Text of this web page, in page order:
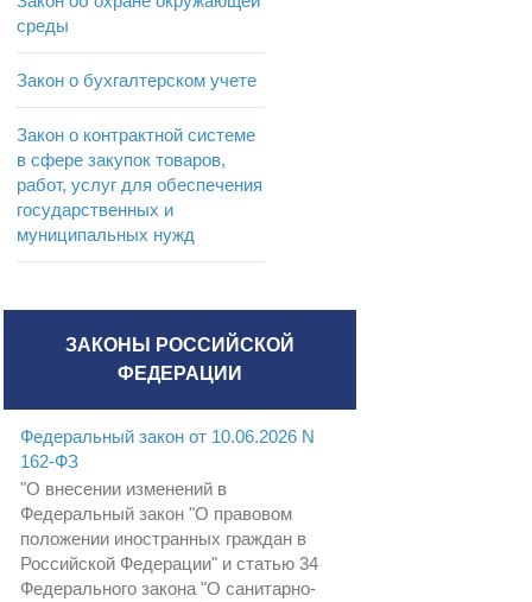
среды
Закон о бухгалтерском учете
Закон о контрактной системе
в сфере закупок товаров,
работ, услуг для обеспечения
государственных и
муниципальных нужд
ЗАКОНЫ РОССИЙСКОЙ
ФЕДЕРАЦИИ
Федеральный закон от 10.06.2026 N
162-ФЗ
"О внесении изменений в
Федеральный закон "О правовом
положении иностранных граждан в
Российской Федерации" и статью 34
Федерального закона "О санитарно-